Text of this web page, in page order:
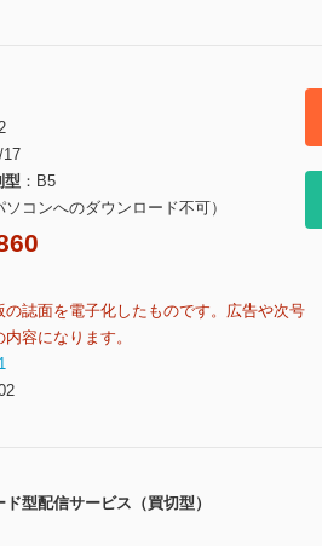
17
型
B5
ソコンへのダウンロード不可）
の誌面を電子化したものです。広告や次号
容になります。
ド型配信サービス（買切型）